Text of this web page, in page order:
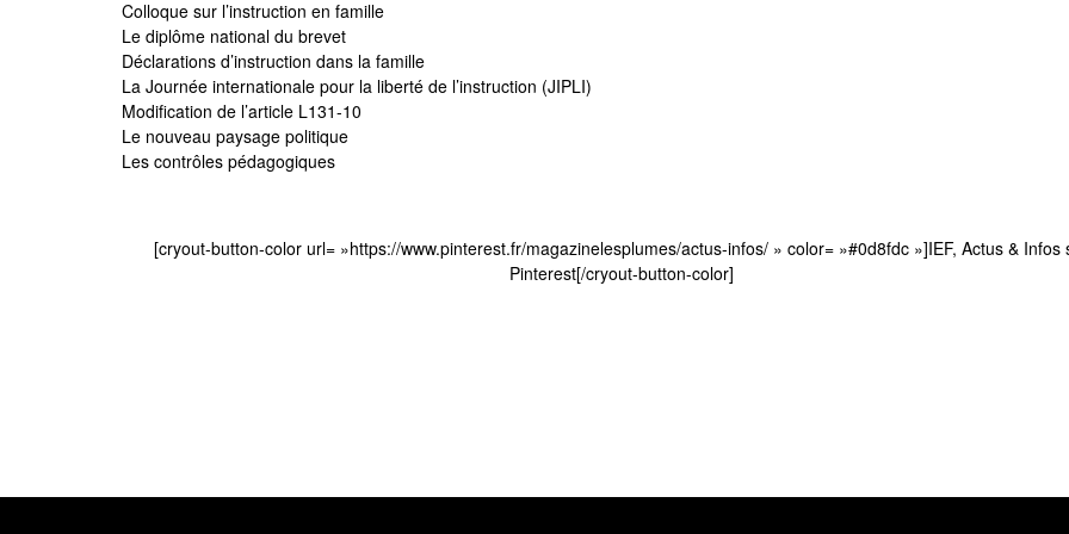
Colloque sur l’instruction en famille
Le diplôme national du brevet
Déclarations d’instruction dans la famille
La Journée internationale pour la liberté de l’instruction (JIPLI)
Modification de l’article L131-10
Le nouveau paysage politique
Les contrôles pédagogiques
[cryout-button-color url= »https://www.pinterest.fr/magazinelesplumes/actus-infos/ » color= »#0d8fdc »]IEF, Actus & Infos
Pinterest[/cryout-button-color]